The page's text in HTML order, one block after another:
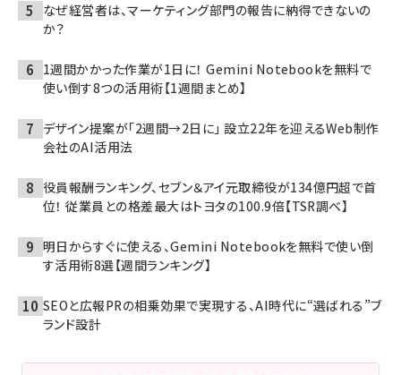
なぜ経営者は、マーケティング部門の報告に納得できないの
か？
1週間かかった作業が1日に！ Gemini Notebookを無料で
使い倒す8つの活用術【1週間まとめ】
デザイン提案が「2週間→2日に」 設立22年を迎えるWeb制作
会社のAI活用法
役員報酬ランキング、セブン＆アイ元取締役が134億円超で首
位！ 従業員との格差最大はトヨタの100.9倍【TSR調べ】
明日からすぐに使える、Gemini Notebookを無料で使い倒
す活用術8選【週間ランキング】
SEOと広報PRの相乗効果で実現する、AI時代に“選ばれる”ブ
ランド設計